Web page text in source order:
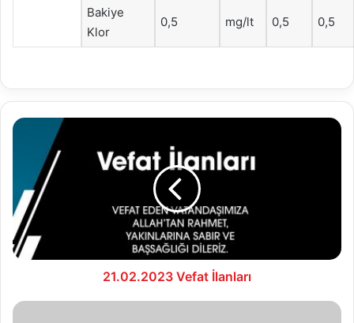
Bakiye
Klor
0,5 mg/lt 0,5 0,5
21.02.2023
21.02.2023 Vefat İlanları
DODURGA-